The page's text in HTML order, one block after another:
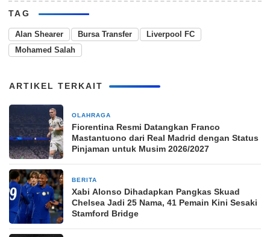
TAG
Alan Shearer Bursa Transfer
Liverpool FC
Mohamed Salah
ARTIKEL TERKAIT
OLAHRAGA
Fiorentina Resmi Datangkan Franco
Mastantuono dari Real Madrid dengan Status
Pinjaman untuk Musim 2026/2027
BERITA
Xabi Alonso Dihadapkan Pangkas Skuad
Chelsea Jadi 25 Nama, 41 Pemain Kini Sesaki
Stamford Bridge